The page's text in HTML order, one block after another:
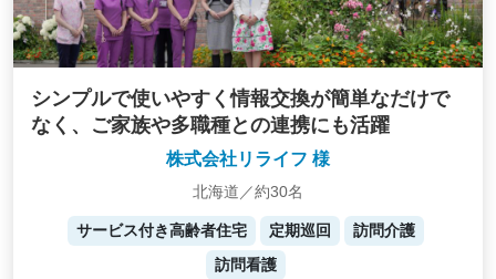
シンプルで使いやすく情報交換が簡単なだけで
なく、ご家族や多職種との連携にも活躍
株式会社リライフ 様
北海道／約30名
サービス付き高齢者住宅 定期巡回
訪問介護
訪問看護